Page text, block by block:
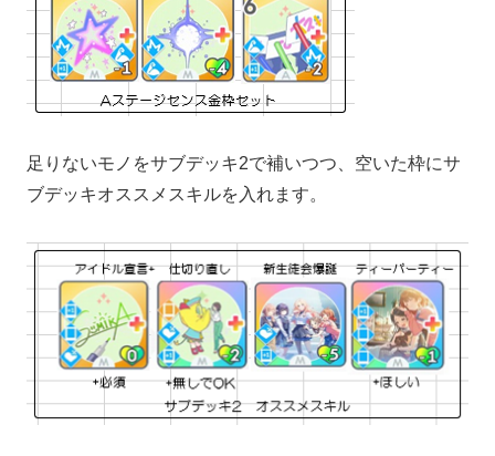
足りないモノをサブデッキ2で補いつつ、空いた枠にサ
ブデッキオススメスキルを入れます。